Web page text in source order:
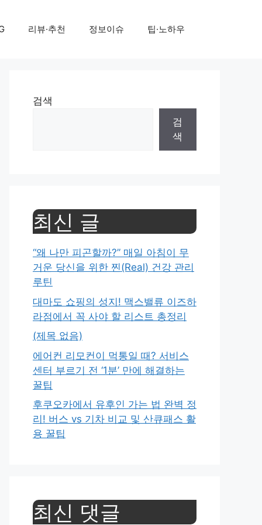
리뷰·추천 정보이슈 팁·노하우
검색
검
색
최신 글
“왜 나만 피곤할까?” 매일 아침이 무
거운 당신을 위한 찐(Real) 건강 관리
루틴
대마도 쇼핑의 성지! 맥스밸류 이즈하
라점에서 꼭 사야 할 리스트 총정리
(제목 없음)
에어컨 리모컨이 먹통일 때? 서비스
센터 부르기 전 ‘1분’ 만에 해결하는
꿀팁
후쿠오카에서 유후인 가는 법 완벽 정
리! 버스 vs 기차 비교 및 산큐패스 활
용 꿀팁
최신 댓글